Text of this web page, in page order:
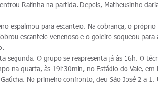
Rafinha na partida. Depois, Matheusinho
espalmou para escanteio. Na cobrança, o próprio
escanteio venenoso e o goleiro soqueou para
segunda. O grupo se reapresenta já às 16h. O
na quarta, às 19h30min, no Estádio do Vale, em
No primeiro confronto, deu São José 2 a 1.